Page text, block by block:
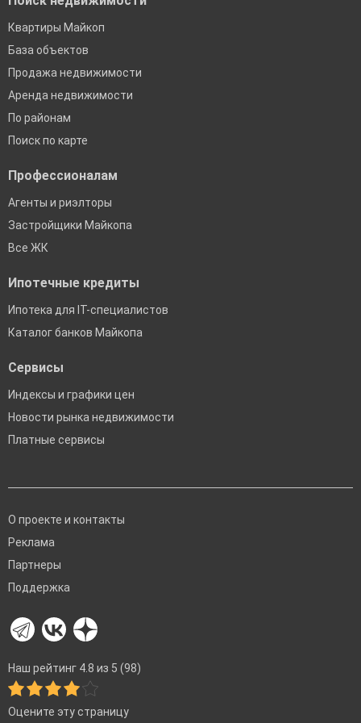
Квартиры Майкоп
База объектов
Продажа недвижимости
Аренда недвижимости
По районам
Поиск по карте
Профессионалам
Агенты и риэлторы
Застройщики Майкопа
Все ЖК
Ипотечные кредиты
Ипотека для IT-специалистов
Каталог банков Майкопа
Сервисы
Индексы и графики цен
Новости рынка недвижимости
Платные сервисы
О проекте и контакты
Реклама
Партнеры
Поддержка
Наш рейтинг 4.8 из 5 (98)
Оцените эту страницу